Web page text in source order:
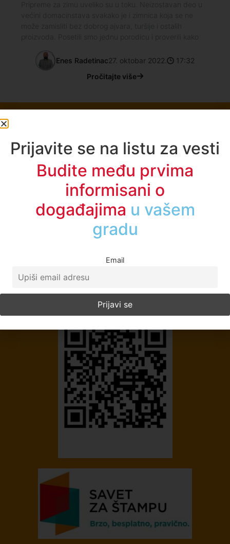
Enes Radetinac27. oktobar 2022.
17:32
Pročitajte više
Početna
O Nama
Politika Privatnosti
Impresum
Prijavite se na listu za vesti
Budite među prvima
informisani o
događajima u vašem
gradu
Email